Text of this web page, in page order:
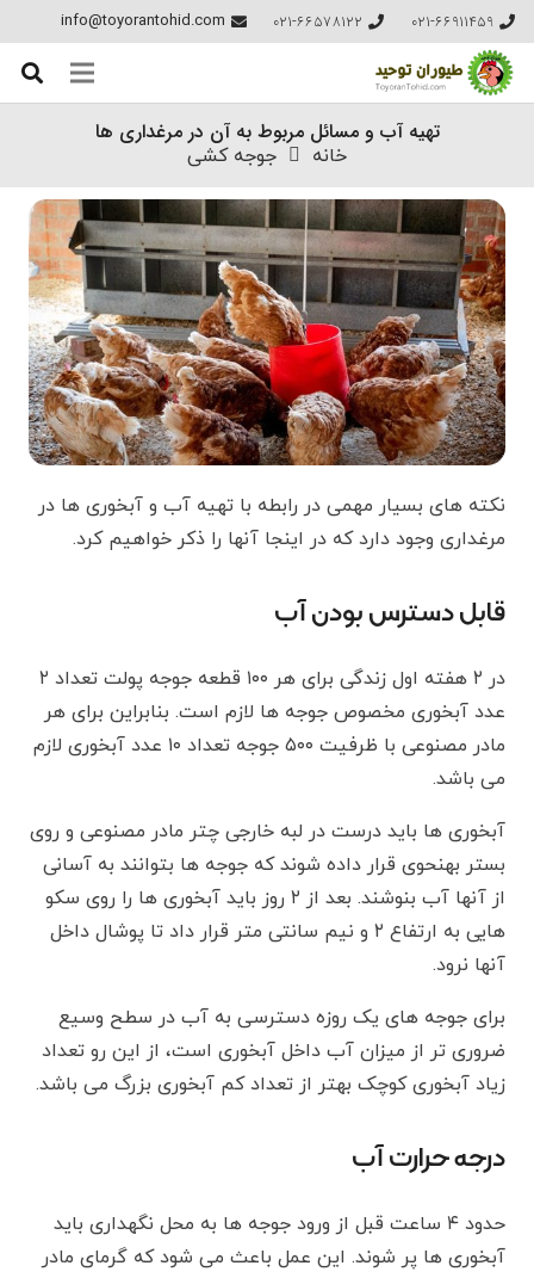
021-66911459
021-66578122
info@toyorantohid.com
تهیه آب و مسائل مربوط به آن در مرغداری ها
خانه جوجه کشی
نکته های بسیار مهمی در رابطه با تهیه آب و آبخوری ها در
مرغداری وجود دارد که در اینجا آنها را ذکر خواهیم کرد.
قابل دسترس بودن آب
در ۲ هفته اول زندگی برای هر ۱۰۰ قطعه جوجه پولت تعداد ۲
عدد آبخوری مخصوص جوجه ها لازم است. بنابراین برای هر
مادر مصنوعی با ظرفیت ۵۰۰ جوجه تعداد ۱۰ عدد آبخوری لازم
می باشد.
آبخوری ها باید درست در لبه خارجی چتر مادر مصنوعی و روی
بستر بهنحوی قرار داده شوند که جوجه ها بتوانند به آسانی
از آنها آب بنوشند. بعد از ۲ روز باید آبخوری ها را روی سکو
هایی به ارتفاع ۲ و نیم سانتی متر قرار داد تا پوشال داخل
آنها نرود.
برای جوجه های یک روزه دسترسی به آب در سطح وسیع
ضروری تر از میزان آب داخل آبخوری است، از این رو تعداد
زیاد آبخوری کوچک بهتر از تعداد کم آبخوری بزرگ می باشد.
درجه حرارت آب
حدود ۴ ساعت قبل از ورود جوجه ها به محل نگهداری باید
آبخوری ها پر شوند. این عمل باعث می شود که گرمای مادر